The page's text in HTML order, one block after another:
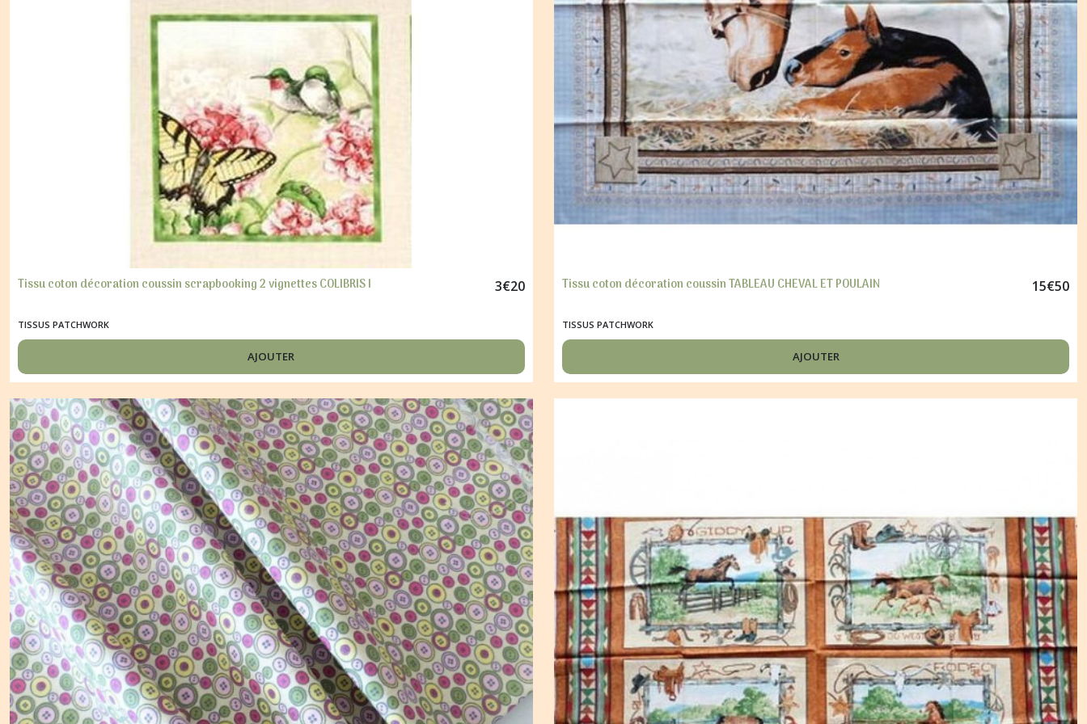
Tissu coton décoration coussin scrapbooking 2 vignettes COLIBRIS I 3€20
TISSUS PATCHWORK
AJOUTER
Tissu coton décoration coussin TABLEAU CHEVAL ET POULAIN 15€50
TISSUS PATCHWORK
AJOUTER